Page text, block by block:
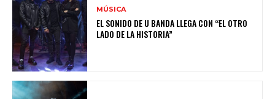
MÚSICA
EL SONIDO DE U BANDA LLEGA CON “EL OTRO
LADO DE LA HISTORIA”